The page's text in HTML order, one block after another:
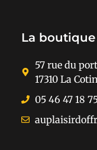
La boutique
57 rue du port
17310 La
05 46 47 18